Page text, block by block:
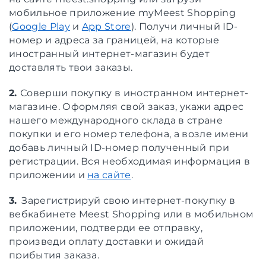
мобильное приложение myMeest Shopping
(Google Playи App Store). Получи личный ID-
номер и адреса за границей, на которые
иностранный интернет-магазин будет
доставлять твои заказы.
2. Соверши покупку в иностранном интернет-
магазине. Оформляя свой заказ, укажи адрес
нашего международного склада в стране
покупки и его номер телефона, а возле имени
добавь личный ID-номер полученный при
регистрации. Вся необходимая информация в
приложении и на сайте.
3. Зарегистрируй свою интернет-покупку в
вебкабинете Meest Shopping или в мобильном
приложении, подтверди ее отправку,
произведи оплату доставки и ожидай
прибытия заказа.